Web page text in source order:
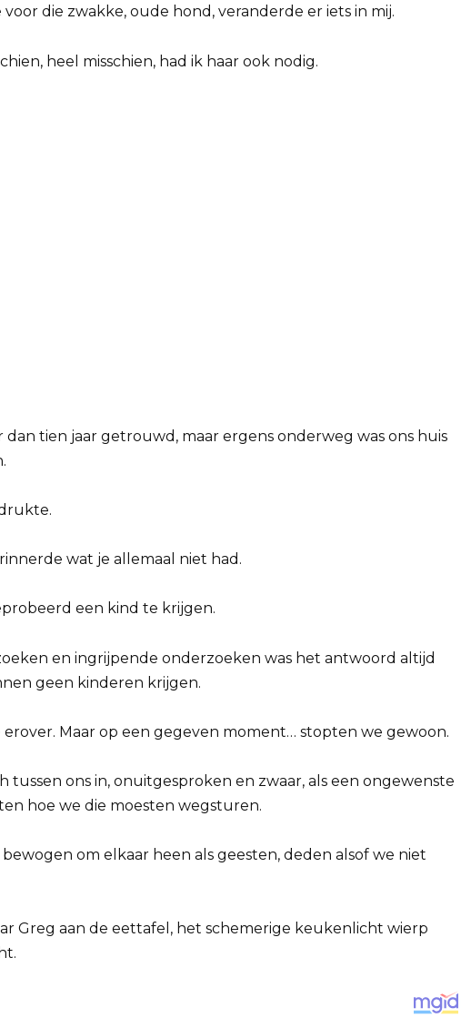
die zwakke, oude hond, veranderde er iets in mij.
heel misschien, had ik haar ook nodig.
dan tien jaar getrouwd, maar ergens onderweg was ons huis
wat je allemaal niet had.
een kind te krijgen.
en ingrijpende onderzoeken was het antwoord altijd
geen kinderen krijgen.
Maar op een gegeven moment… stopten we gewoon.
tussen ons in, onuitgesproken en zwaar, als een ongewenste
hoe we die moesten wegsturen.
om elkaar heen als geesten, deden alsof we niet
Greg aan de eettafel, het schemerige keukenlicht wierp